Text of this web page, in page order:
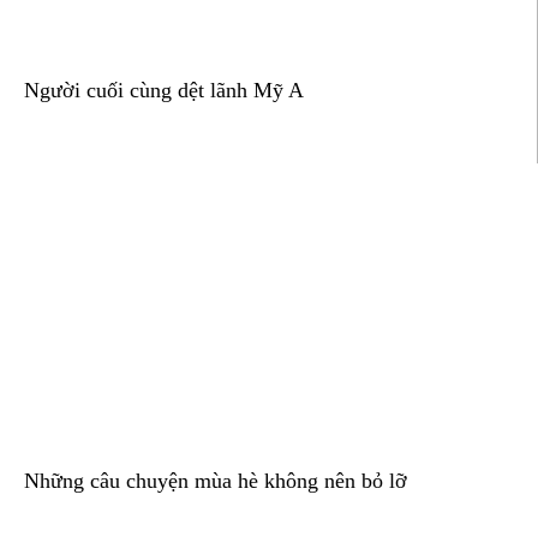
Người cuối cùng dệt lãnh Mỹ A
Những câu chuyện mùa hè không nên bỏ lỡ